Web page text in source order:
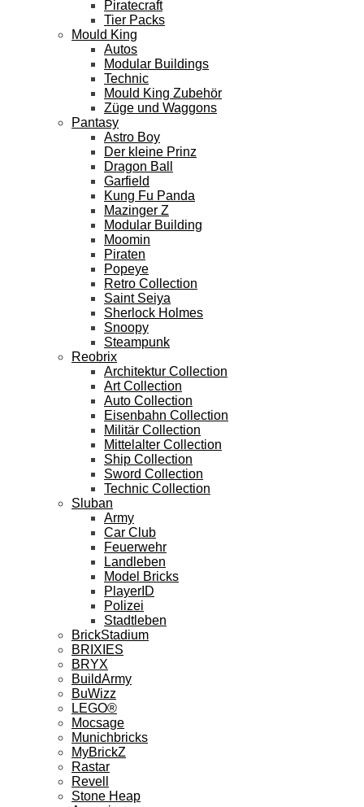
Piratecraft
Tier Packs
Mould King
Autos
Modular Buildings
Technic
Mould King Zubehör
Züge und Waggons
Pantasy
Astro Boy
Der kleine Prinz
Dragon Ball
Garfield
Kung Fu Panda
Mazinger Z
Modular Building
Moomin
Piraten
Popeye
Retro Collection
Saint Seiya
Sherlock Holmes
Snoopy
Steampunk
Reobrix
Architektur Collection
Art Collection
Auto Collection
Eisenbahn Collection
Militär Collection
Mittelalter Collection
Ship Collection
Sword Collection
Technic Collection
Sluban
Army
Car Club
Feuerwehr
Landleben
Model Bricks
PlayerID
Polizei
Stadtleben
BrickStadium
BRIXIES
BRYX
BuildArmy
BuWizz
LEGO®
Mocsage
Munichbricks
MyBrickZ
Rastar
Revell
Stone Heap